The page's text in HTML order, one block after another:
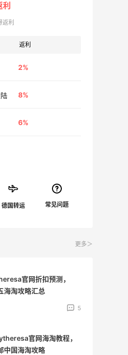
返利
返利
2%
8%
6%
德国转运
更多＞
官网折扣预测，
淘攻略汇总
5
官网海淘教程，
中国海淘攻略